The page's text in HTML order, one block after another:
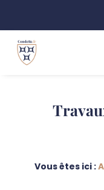
Vous êtes ici :